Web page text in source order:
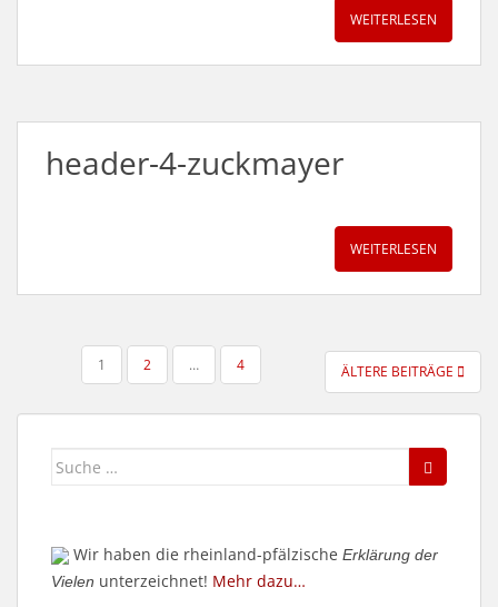
WEITERLESEN
header-4-zuckmayer
WEITERLESEN
SEITENNUMMERIERUNG
BEITRÄGE
1 2 … 4 ÄLTERE BEITRÄGE
Suche
Wir haben die rheinland-pfälzische Erklärung der
Vielen unterzeichnet! Mehr dazu…